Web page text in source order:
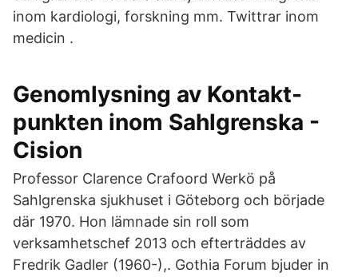
inom kardiologi, forskning mm. Twittrar inom
medicin .
Genomlysning av Kontakt-
punkten inom Sahlgrenska -
Cision
Professor Clarence Crafoord Werkö på
Sahlgrenska sjukhuset i Göteborg och började
där 1970. Hon lämnade sin roll som
verksamhetschef 2013 och efterträddes av
Fredrik Gadler (1960-),. Gothia Forum bjuder in